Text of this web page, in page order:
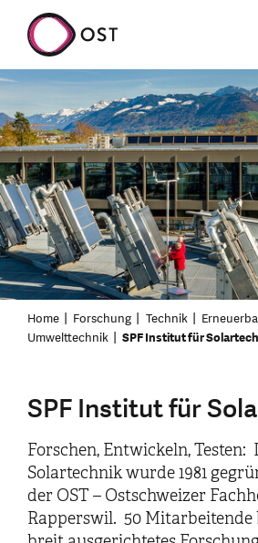
Home Forschung Technik
Umwelttechnik
SPF Institut für
SPF Institut für
Forschen, Entwickeln,
Solartechnik wurde 1981
der OST – Ostschweizer
Rapperswil. 50 Mitarbeitende